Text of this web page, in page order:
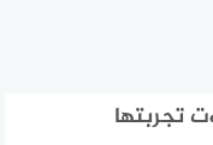
تجربتها